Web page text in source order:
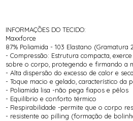
INFORMAÇÕES DO TECIDO:
Maxxforce
87% Poliamida - 103 Elastano (Gramatura
- Compressão: Estrutura compacta,
sobre o corpo, protegendo e firmando a
- Alta dispersão do excesso de calor e
- Toque macio e gelado, característico da
- Poliamida lisa -não pega fiapos e pêlos
- Equilíbrio e conforto térmico
- Respirabilidade -permite que o corpo
- resistente ao pilling (formação de